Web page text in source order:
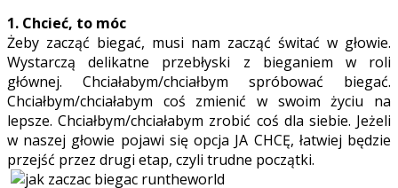
1. Chcieć, to móc
Żeby zacząć biegać, musi nam zacząć świtać w głowie.
Wystarczą delikatne przebłyski z bieganiem w roli
głównej. Chciałabym/chciałbym spróbować biegać.
Chciałbym/chciałabym coś zmienić w swoim życiu na
lepsze. Chciałbym/chciałabym zrobić coś dla siebie. Jeżeli
w naszej głowie pojawi się opcja JA CHCĘ, łatwiej będzie
przejść przez drugi etap, czyli trudne początki.